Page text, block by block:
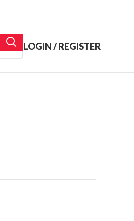
LOGIN / REGISTER